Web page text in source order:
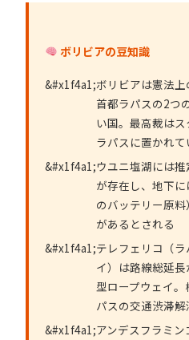
ボリビアの豆知識
ボリビアは憲法
首都ラパスの2つ
い国。最高裁は
ラパスに置かれて
ウユニ塩湖には
が存在し、地下
のバッテリー原
があるとされる
テレフェリコ（
イ）は路線総延
型ロープウェイ
パスの交通渋滞
アンデスフラミ